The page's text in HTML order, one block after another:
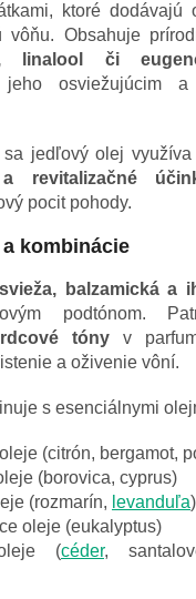
ktoré dodávajú
vôňu. Obsahuje
linalool či
osviežujúcim a
sa jedľový olej
revitalizačné
pocit pohody.
kombinácie
svieža, balzamická a
podtónom.
tóny v
a oživenie vôní.
s esenciálnymi
(citrón, bergamot,
(borovica, cyprus)
(rozmarín, levanduľa)
oleje (eukalyptus)
(céder,